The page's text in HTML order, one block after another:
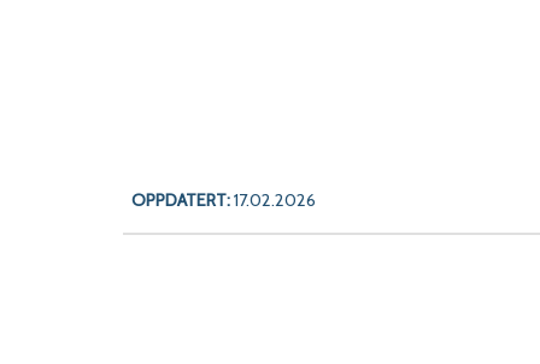
OPPDATERT:17.02.2026